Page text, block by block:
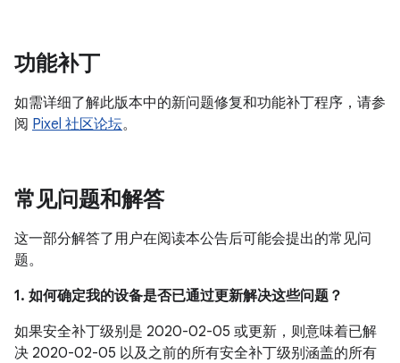
功能补丁
如需详细了解此版本中的新问题修复和功能补丁程序，请参
阅 Pixel 社区论坛。
常见问题和解答
这一部分解答了用户在阅读本公告后可能会提出的常见问
题。
1. 如何确定我的设备是否已通过更新解决这些问题？
如果安全补丁级别是 2020-02-05 或更新，则意味着已解
决 2020-02-05 以及之前的所有安全补丁级别涵盖的所有